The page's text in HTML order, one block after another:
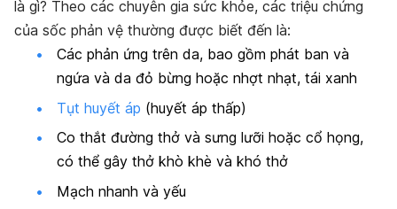
là gì? Theo các chuyên gia sức khỏe, các triệu chứng
của sốc phản vệ thường được biết đến là:
Các phản ứng trên da, bao gồm phát ban và
ngứa và da đỏ bừng hoặc nhợt nhạt, tái xanh
Tụt huyết áp (huyết áp thấp)
Co thắt đường thở và sưng lưỡi hoặc cổ họng,
có thể gây thở khò khè và khó thở
Mạch nhanh và yếu